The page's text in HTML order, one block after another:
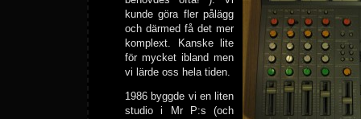
kunde göra fler pålägg
och därmed få det mer
komplext. Kanske lite
för mycket ibland men
vi lärde oss hela tiden.
1986 byggde vi en liten
studio i Mr P:s (och